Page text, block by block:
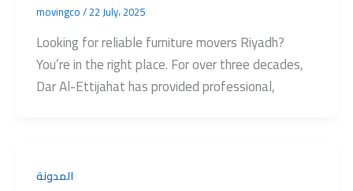
movingco/22 July، 2025
Looking for reliable furniture movers Riyadh?
You’re in the right place. For over three decades,
Dar Al-Ettijahat has provided professional,
المدونة